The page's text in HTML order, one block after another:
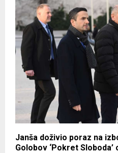
Janša doživio poraz na
Golobov ‘Pokret